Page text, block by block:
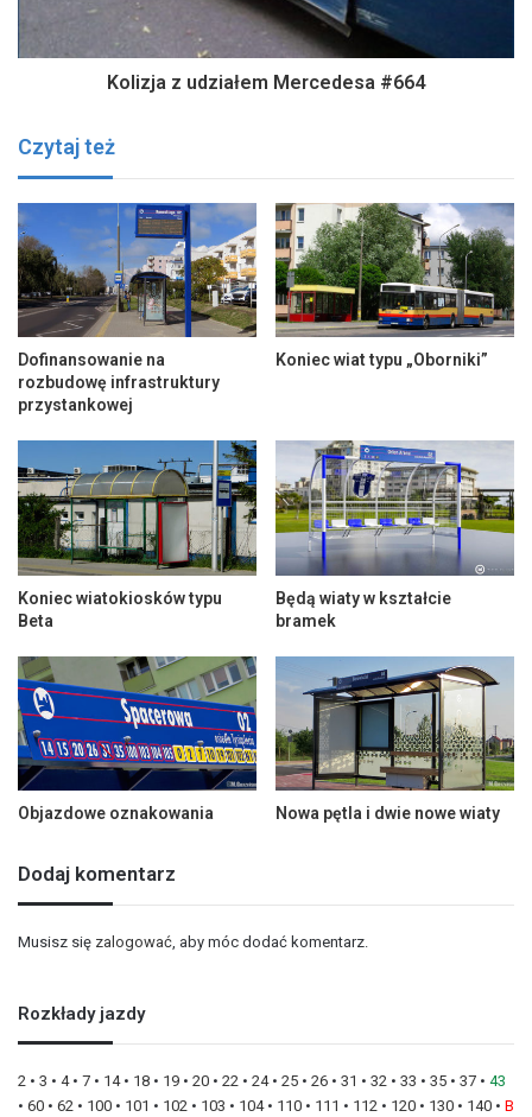
Kolizja z udziałem Mercedesa #664
Czytaj też
Dofinansowanie na
rozbudowę infrastruktury
przystankowej
Koniec wiat typu „Oborniki”
Koniec wiatokiosków typu
Beta
Będą wiaty w kształcie
bramek
Objazdowe oznakowania Nowa pętla i dwie nowe wiaty
Dodaj komentarz
Musisz się zalogować , aby móc dodać komentarz.
Rozkłady jazdy
2 • 3 • 4• 7 • 14• 18 • 19 • 20 • 22 • 24• 25 • 26 • 31 • 32 • 33 • 35 • 37 • 43
• 60 • 62 • 100 • 101 • 102 • 103 • 104• 110 • 111 • 112 • 120 • 130 • 140 • B